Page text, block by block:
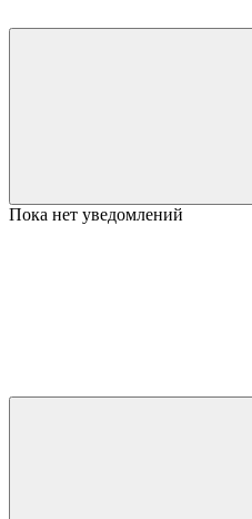
Пока нет уведомлений